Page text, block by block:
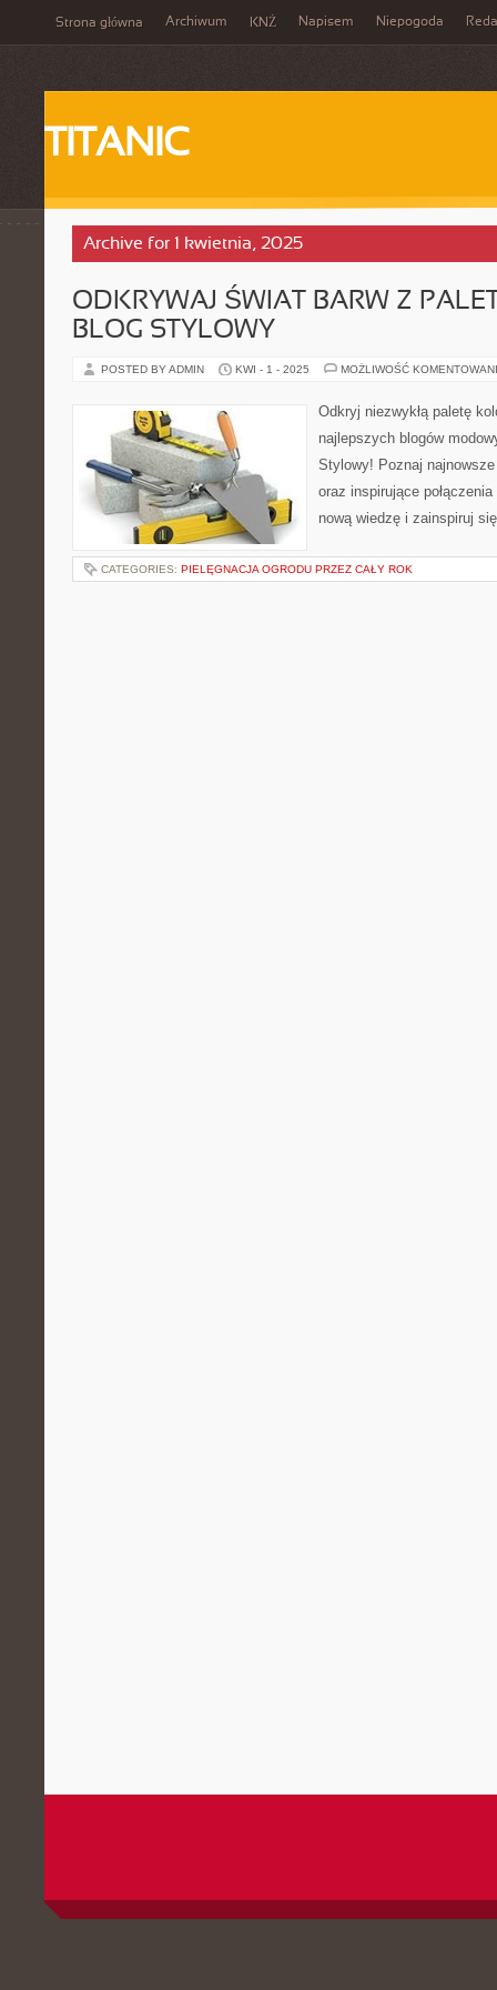
Strona główna Archiwum KNŻ Napisem Niepogoda
TITANIC
Archive for 1 kwietnia, 2025
ODKRYWAJ ŚWIAT BARW Z
BLOG STYLOWY
POSTED BY ADMIN KWI - 1 - 2025 MOŻLIWOŚĆ
Odkryj niezwykłą paletę
najlepszych blogów
Stylowy! Poznaj
oraz inspirujące
nową wiedzę i zainspiruj
CATEGORIES: PIELĘGNACJA OGRODU PRZEZ CAŁY ROK